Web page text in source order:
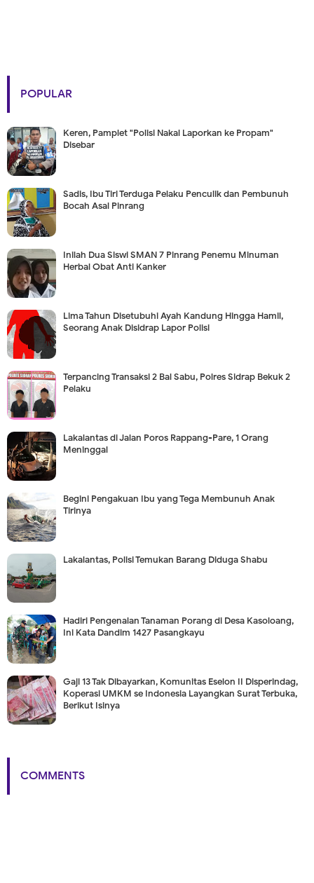
POPULAR
Keren, Pamplet "Polisi Nakal Laporkan ke Propam"
Disebar
Sadis, Ibu Tiri Terduga Pelaku Penculik dan Pembunuh
Bocah Asal Pinrang
Inilah Dua Siswi SMAN 7 Pinrang Penemu Minuman
Herbal Obat Anti Kanker
Lima Tahun Disetubuhi Ayah Kandung Hingga Hamil,
Seorang Anak Disidrap Lapor Polisi
Terpancing Transaksi 2 Bal Sabu, Polres Sidrap Bekuk 2
Pelaku
Lakalantas di Jalan Poros Rappang-Pare, 1 Orang
Meninggal
Begini Pengakuan Ibu yang Tega Membunuh Anak
Tirinya
Lakalantas, Polisi Temukan Barang Diduga Shabu
Hadiri Pengenalan Tanaman Porang di Desa Kasoloang,
Ini Kata Dandim 1427 Pasangkayu
Gaji 13 Tak Dibayarkan, Komunitas Eselon II Disperindag,
Koperasi UMKM se Indonesia Layangkan Surat Terbuka,
Berikut Isinya
COMMENTS